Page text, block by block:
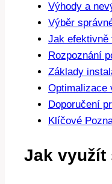
Výhody a
Výběr
Jak efektivně
Rozpoznání
Základy
Optimalizace
Doporučení
Klíčové
Jak využít